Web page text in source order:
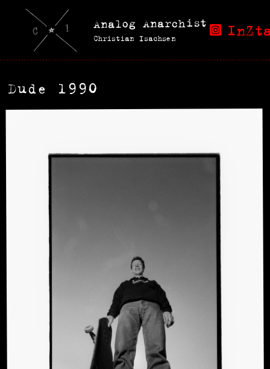
Analog Anarchist
Christian Isachsen
Dude 1990